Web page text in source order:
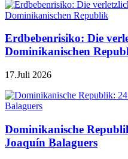
Erdbebenrisiko: Die
Dominikanischen
17.Juli 2026
Dominikanische
Joaquín Balaguers